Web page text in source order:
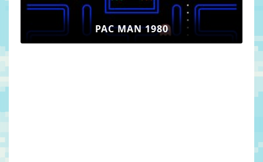
PAC MAN 1980